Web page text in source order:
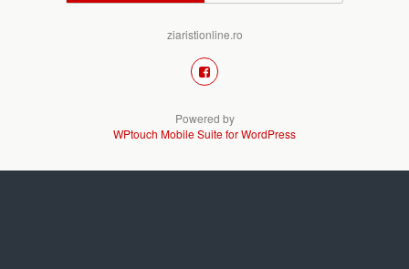
ziaristionline.ro
Powered by
WPtouch Mobile Suite for WordPress